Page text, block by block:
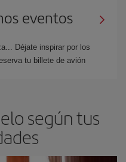
eventos
Déjate inspirar por los
tu billete de avión
según tus